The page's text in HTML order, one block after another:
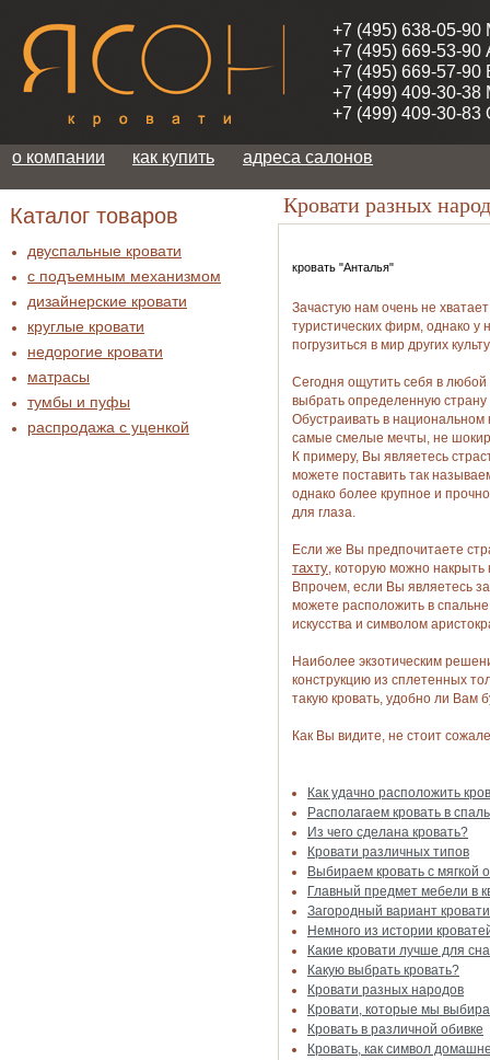
+7 (495) 638-05-90
+7 (495) 669-53-90
+7 (495) 669-57-90
+7 (499) 409-30-38
+7 (499) 409-30-83
о компании как купить адреса салонов
Каталог товаров
двуспальные кровати
с подъемным механизмом
дизайнерские кровати
круглые кровати
недорогие кровати
матрасы
тумбы и пуфы
распродажа c уценкой
Кровати разных
кровать "Анталья"
Зачастую нам очень не
туристических фирм, однако у
погрузиться в мир других
Сегодня ощутить себя в
выбрать определенную страну
Обустраивать в национальном
самые смелые мечты, не
К примеру, Вы являетесь
можете поставить так
однако более крупное и
для глаза.
Если же Вы предпочитаете
тахту, которую можно накрыть
Впрочем, если Вы являетесь
можете расположить в
искусства и символом
Наиболее экзотическим
конструкцию из сплетенных
такую кровать, удобно ли Вам
Как Вы видите, не стоит
Как удачно расположить
Располагаем кровать в
Из чего сделана кровать?
Кровати различных типов
Выбираем кровать с мягкой
Главный предмет мебели в
Загородный вариант кровати
Немного из истории
Какие кровати лучше для
Какую выбрать кровать?
Кровати разных народов
Кровати, которые мы
Кровать в различной обивке
Кровать, как символ